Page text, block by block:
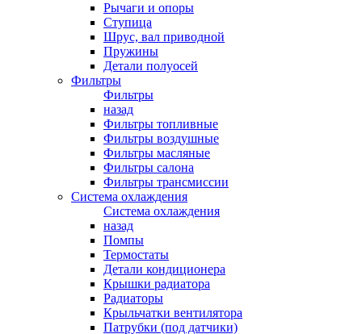
Рычаги и опоры
Ступица
Шрус, вал приводной
Пружины
Детали полуосей
Фильтры
Фильтры
назад
Фильтры топливные
Фильтры воздушные
Фильтры масляные
Фильтры салона
Фильтры трансмиссии
Система охлаждения
Система охлаждения
назад
Помпы
Термостаты
Детали кондиционера
Крышки радиатора
Радиаторы
Крыльчатки вентилятора
Патрубки (под датчики)